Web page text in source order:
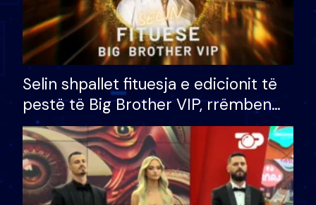
Selin shpallet fituesja e edicionit të
pestë të Big Brother VIP, rrëmben
çmimin e madh prej 100 mijë eurosh